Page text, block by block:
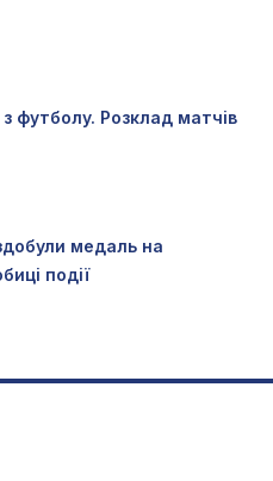
футболу. Розклад матчів
медаль на
події